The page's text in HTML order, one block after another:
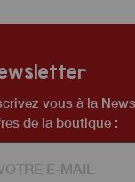
vous à la
de la boutique :